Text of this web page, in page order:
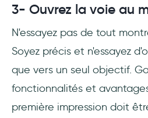
3- Ouvrez la voie au
N'essayez pas de tout
Soyez précis et n'essayez
que vers un seul objectif.
fonctionnalités et
première impression doit